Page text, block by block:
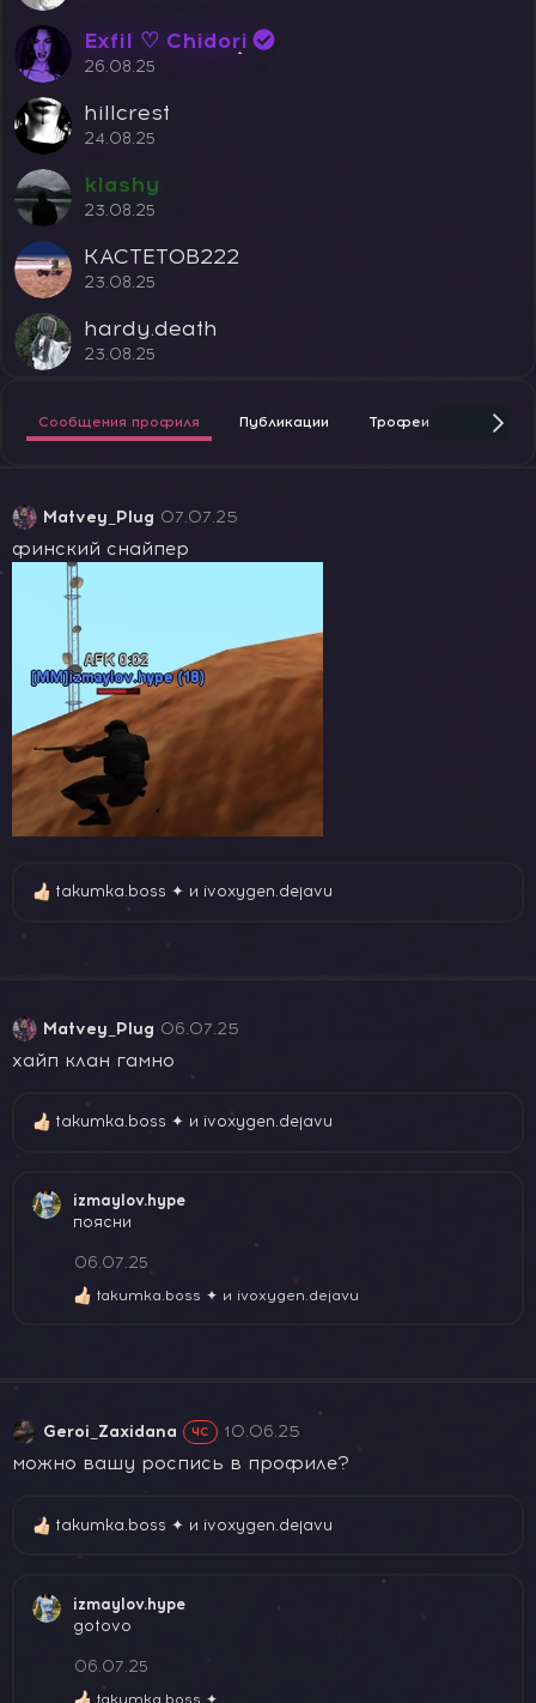
Exfil ♡ Chidori
26.08.25
hillcrest
24.08.25
klashy
23.08.25
KACTETOB222
23.08.25
hardy.death
23.08.25
Сообщения профиля Публикации Трофеи Награды
Matvey_Plug 07.07.25
финский снайпер
Р
и
takumka.boss ✦ и ivoxygen.dejavu
Matvey_Plug 06.07.25
хайп клан гамно
Р
к
ц
takumka.boss ✦ и ivoxygen.dejavu
izmaylov.hype
поясни
06.07.25
Р
:
takumka.boss ✦ и ivoxygen.dejavu
Geroi_Zaxidana ЧС 10.06.25
можно вашу роспись в профиле?
Р
к
ц
takumka.boss ✦ и ivoxygen.dejavu
izmaylov.hype
gotovo
06.07.25
takumka.boss ✦